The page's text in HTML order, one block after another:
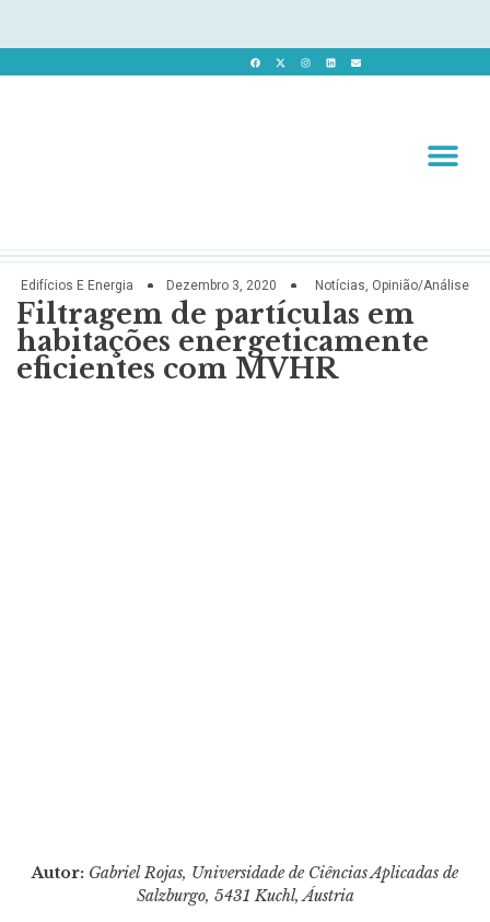
Edifícios E Energia Dezembro 3, 2020 Notícias, Opinião/Análise
Filtragem de partículas em
habitações energeticamente
eficientes com MVHR
Autor: Gabriel Rojas, Universidade de Ciências Aplicadas de
Salzburgo, 5431 Kuchl, Áustria